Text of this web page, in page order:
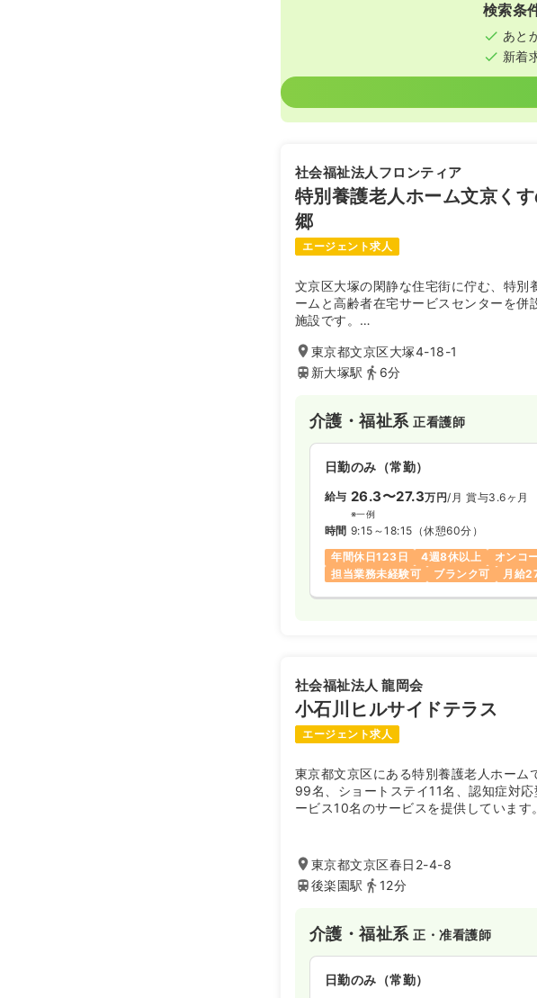
検索条
あと
新着
社会福祉法人フロンティア
特別養護老人ホーム文京く
郷
エージェント求人
文京区大塚の閑静な住宅街に佇む、特別
ームと高齢者在宅サービスセンターを併
施設です。
様が自由に利用できる親しみやすい施設
運営されています。
と、地域に根差した多様な高齢者福祉サ
験を積むことができます。
東京都文京区大塚4-18-1
新大塚駅
6分
介護・福祉系正看護師
日勤のみ（常勤）
給与 26.3〜27.3万円/月 賞与3.6ヶ月
※一例
時間 9:15～18:15 （休憩60分）
年間休日123日
4週8休以上
オンコ
担当業務未経験可
ブランク可 月給
社会福祉法人 龍岡会
小石川ヒルサイドテラス
エージェント求人
東京都文京区にある特別養護老人ホーム
99名、ショートステイ11名、認知症対応
ービス10名のサービスを提供しています。
ケアを実践しています。
後楽園駅、春日駅など複数路線から徒歩
地にあり、家庭的な環境で利用者様に寄
東京都文京区春日2-4-8
後楽園駅
12分
介護・福祉系正・准看護師
日勤のみ（常勤）